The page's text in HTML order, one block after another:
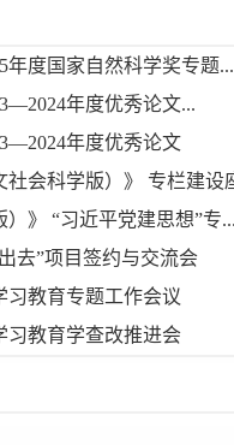
年度国家自然科学奖专题...
年度优秀论文...
年度优秀论文
会科学版）》 专栏建设
）》 “习近平党建思想”专
去”项目签约与交流会
习教育专题工作会议
习教育学查改推进会